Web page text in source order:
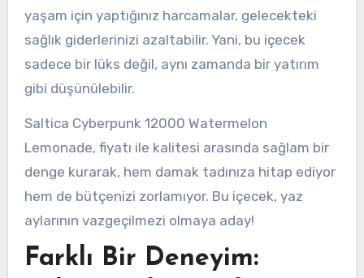
yaşam için yaptığınız harcamalar, gelecekteki
sağlık giderlerinizi azaltabilir. Yani, bu içecek
sadece bir lüks değil, aynı zamanda bir yatırım
gibi düşünülebilir.
Saltica Cyberpunk 12000 Watermelon
Lemonade, fiyatı ile kalitesi arasında sağlam bir
denge kurarak, hem damak tadınıza hitap ediyor
hem de bütçenizi zorlamıyor. Bu içecek, yaz
aylarının vazgeçilmezi olmaya aday!
Farklı Bir Deneyim: